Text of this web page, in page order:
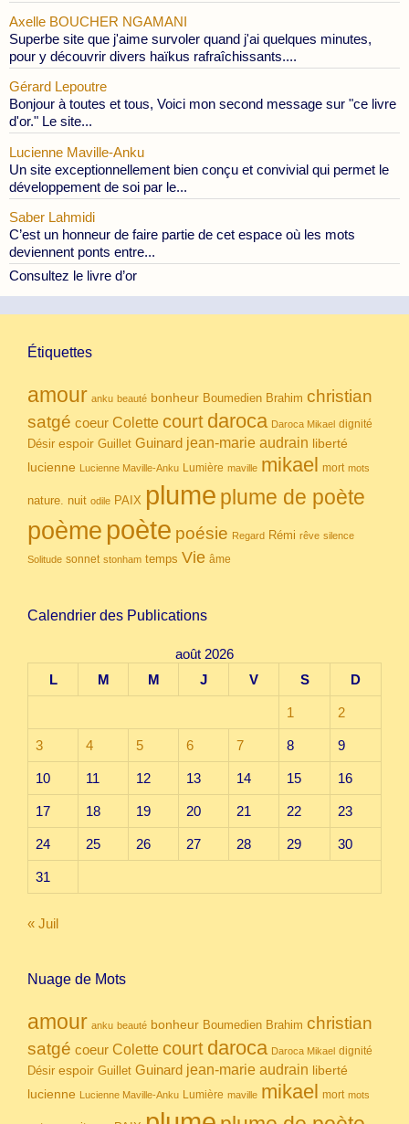
Axelle BOUCHER NGAMANI
Superbe site que j'aime survoler quand j'ai quelques minutes,
pour y découvrir divers haïkus rafraîchissants....
Gérard Lepoutre
Bonjour à toutes et tous, Voici mon second message sur "ce livre
d'or." Le site...
Lucienne Maville-Anku
Un site exceptionnellement bien conçu et convivial qui permet le
développement de soi par le...
Saber Lahmidi
C’est un honneur de faire partie de cet espace où les mots
deviennent ponts entre...
Consultez le livre d’or
Étiquettes
amour anku beauté bonheur Boumedien Brahim christian
satgé coeur Colette court daroca Daroca Mikael dignité
Désir espoir Guillet Guinard jean-marie audrain liberté
lucienne Lucienne Maville-Anku Lumière maville mikael mort mots
nature. nuit odile PAIX plume plume de poète
poème poète poésie Regard Rémi rêve silence
Solitude sonnet stonham temps Vie âme
Calendrier des Publications
août 2026
L
M M J V S D
1 2
3 4 5 6 7 8 9
10 11 12 13 14 15 16
17 18 19 20 21 22 23
24 25 26 27 28 29 30
31
« Juil
Nuage de Mots
amour anku beauté bonheur Boumedien Brahim christian
satgé coeur Colette court daroca Daroca Mikael dignité
Désir espoir Guillet Guinard jean-marie audrain liberté
lucienne Lucienne Maville-Anku Lumière maville mikael mort mots